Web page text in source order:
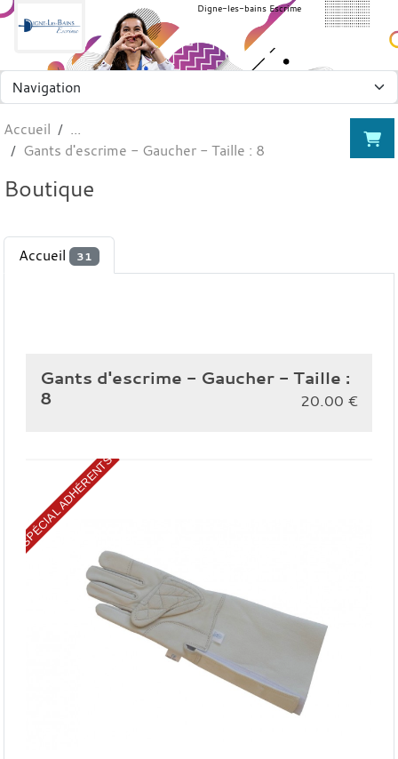
Digne-les-bains Escrime
Accueil
Gants d'escrime - Gaucher - Taille : 8
Boutique
Accueil 31
Gants d'escrime - Gaucher - Taille :
8
20.00 €
SPÉCIAL ADHÉRENTS
Panneau de gestion des cookies